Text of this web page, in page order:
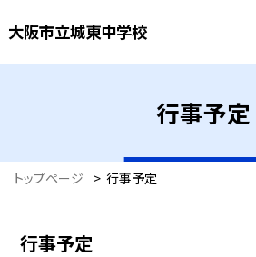
大阪市立城東中学校
行事予定
トップページ > 行事予定
行事予定